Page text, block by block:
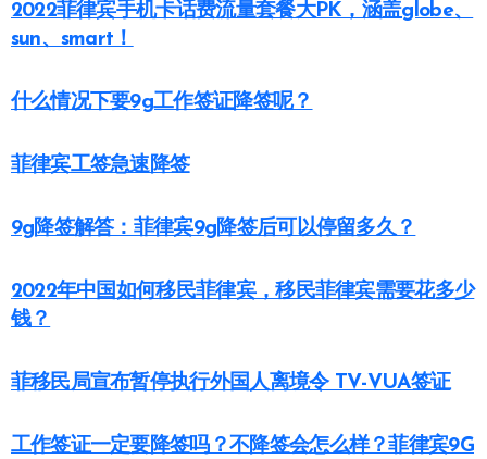
2022菲律宾手机卡话费流量套餐大PK，涵盖globe、
sun、smart！
什么情况下要9g工作签证降签呢？
菲律宾工签急速降签
9g降签解答：菲律宾9g降签后可以停留多久？
2022年中国如何移民菲律宾，移民菲律宾需要花多少
钱？
菲移民局宣布暂停执行外国人离境令 TV-VUA签证
工作签证一定要降签吗？不降签会怎么样？菲律宾9G